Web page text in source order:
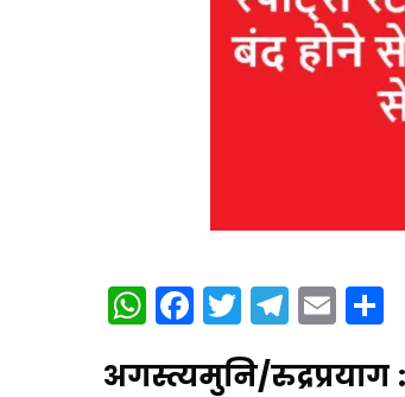
WhatsApp
Facebook
Twitter
अगस्त्यमुनि/रुद्रप्रयाग :